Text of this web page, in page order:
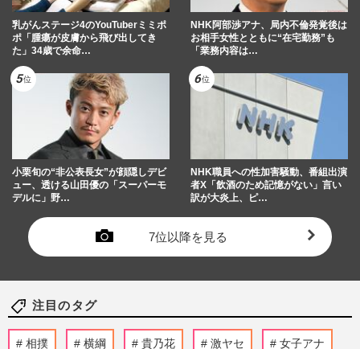
乳がんステージ4のYouTuberミミポ
ポ「腫瘍が皮膚から飛び出してき
た」34歳で余命…
NHK阿部渉アナ、局内不倫発覚後は
お相手女性とともに“在宅勤務”も
「業務内容は…
小栗旬の“非公表長女”が顔隠しデビ
ュー、透ける山田優の「スーパーモ
デルに」野…
NHK職員への性加害騒動、番組出演
者X「飲酒のため記憶がない」言い
訳が大炎上、ピ…
7位以降を見る
注目のタグ
相撲 横綱 貴乃花 激ヤセ 女子アナ